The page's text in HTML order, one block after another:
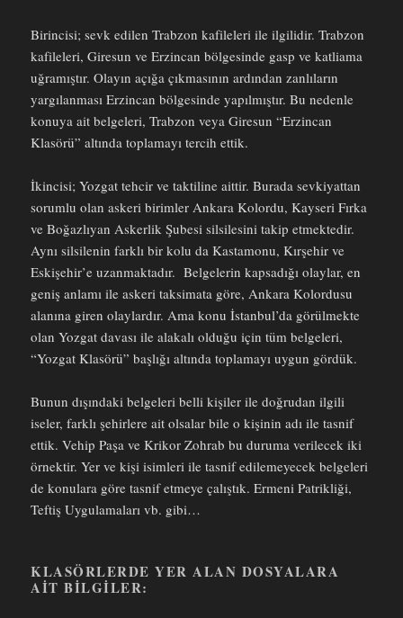
Birincisi; sevk edilen Trabzon kafileleri ile ilgilidir. Trabzon
kafileleri, Giresun ve Erzincan bölgesinde gasp ve katliama
uğramıştır. Olayın açığa çıkmasının ardından zanlıların
yargılanması Erzincan bölgesinde yapılmıştır. Bu nedenle
konuya ait belgeleri, Trabzon veya Giresun “Erzincan
Klasörü” altında toplamayı tercih ettik.
İkincisi; Yozgat tehcir ve taktiline aittir. Burada sevkiyattan
sorumlu olan askeri birimler Ankara Kolordu, Kayseri Fırka
ve Boğazlıyan Askerlik Şubesi silsilesini takip etmektedir.
Aynı silsilenin farklı bir kolu da Kastamonu, Kırşehir ve
Eskişehir’e uzanmaktadır. Belgelerin kapsadığı olaylar, en
geniş anlamı ile askeri taksimata göre, Ankara Kolordusu
alanına giren olaylardır. Ama konu İstanbul’da görülmekte
olan Yozgat davası ile alakalı olduğu için tüm belgeleri,
“Yozgat Klasörü” başlığı altında toplamayı uygun gördük.
Bunun dışındaki belgeleri belli kişiler ile doğrudan ilgili
iseler, farklı şehirlere ait olsalar bile o kişinin adı ile tasnif
ettik. Vehip Paşa ve Krikor Zohrab bu duruma verilecek iki
örnektir. Yer ve kişi isimleri ile tasnif edilemeyecek belgeleri
de konulara göre tasnif etmeye çalıştık. Ermeni Patrikliği,
Teftiş Uygulamaları vb. gibi…
KLASÖRLERDE YER ALAN DOSYALARA
AIT BILGILER: